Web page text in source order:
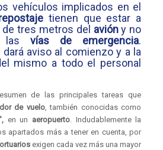
vehículos implicados en el
tienen que estar a
tres metros del avióny no
las vías de emergencia.
aviso al comienzo y a la
mismo a todo el personal
de las principales tareas que
de vuelo, también conocidas como
en un aeropuerto. Indudablemente la
apartados más a tener en cuenta, por
exigen cada vez más una mayor